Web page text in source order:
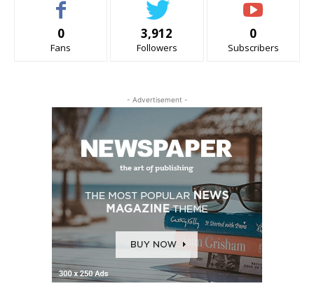
0
Fans
3,912
Followers
0
Subscribers
- Advertisement -